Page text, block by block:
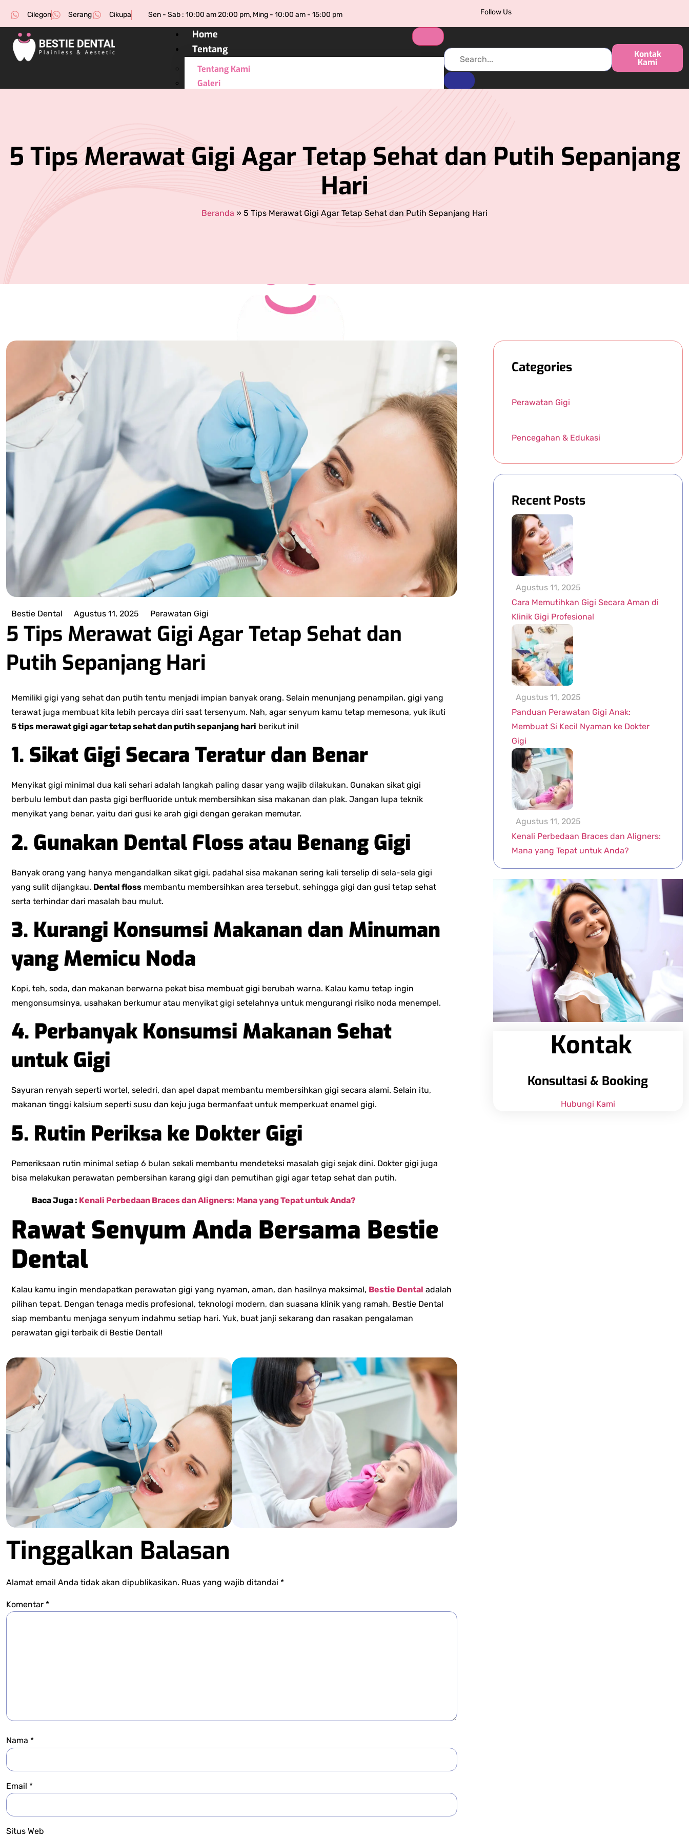
Cilegon Serang Cikupa Sen - Sab : 10:00 am 20:00 pm, Ming - 10:00 am - 15:00 pm Follow Us
Home
Tentang
Tentang Kami
Galeri
Cabang
Klinik Gigi Cilegon
Blog
X
Kontak
Kami
5 Tips Merawat Gigi Agar Tetap Sehat dan Putih Sepanjang
Hari
Beranda » 5 Tips Merawat Gigi Agar Tetap Sehat dan Putih Sepanjang Hari
Bestie Dental Agustus 11, 2025 Perawatan Gigi
5 Tips Merawat Gigi Agar Tetap Sehat dan
Putih Sepanjang Hari
Memiliki gigi yang sehat dan putih tentu menjadi impian banyak orang. Selain menunjang penampilan, gigi yang
terawat juga membuat kita lebih percaya diri saat tersenyum. Nah, agar senyum kamu tetap memesona, yuk ikuti
5 tips merawat gigi agar tetap sehat dan putih sepanjang hari berikut ini!
1. Sikat Gigi Secara Teratur dan Benar
Menyikat gigi minimal dua kali sehari adalah langkah paling dasar yang wajib dilakukan. Gunakan sikat gigi
berbulu lembut dan pasta gigi berfluoride untuk membersihkan sisa makanan dan plak. Jangan lupa teknik
menyikat yang benar, yaitu dari gusi ke arah gigi dengan gerakan memutar.
2. Gunakan Dental Floss atau Benang Gigi
Banyak orang yang hanya mengandalkan sikat gigi, padahal sisa makanan sering kali terselip di sela-sela gigi
yang sulit dijangkau. Dental floss membantu membersihkan area tersebut, sehingga gigi dan gusi tetap sehat
serta terhindar dari masalah bau mulut.
3. Kurangi Konsumsi Makanan dan Minuman
yang Memicu Noda
Kopi, teh, soda, dan makanan berwarna pekat bisa membuat gigi berubah warna. Kalau kamu tetap ingin
mengonsumsinya, usahakan berkumur atau menyikat gigi setelahnya untuk mengurangi risiko noda menempel.
4. Perbanyak Konsumsi Makanan Sehat
untuk Gigi
Sayuran renyah seperti wortel, seledri, dan apel dapat membantu membersihkan gigi secara alami. Selain itu,
makanan tinggi kalsium seperti susu dan keju juga bermanfaat untuk memperkuat enamel gigi.
5. Rutin Periksa ke Dokter Gigi
Pemeriksaan rutin minimal setiap 6 bulan sekali membantu mendeteksi masalah gigi sejak dini. Dokter gigi juga
bisa melakukan perawatan pembersihan karang gigi dan pemutihan gigi agar tetap sehat dan putih.
Baca Juga : Kenali Perbedaan Braces dan Aligners: Mana yang Tepat untuk Anda?
Rawat Senyum Anda Bersama Bestie
Dental
Kalau kamu ingin mendapatkan perawatan gigi yang nyaman, aman, dan hasilnya maksimal, Bestie Dental adalah
pilihan tepat. Dengan tenaga medis profesional, teknologi modern, dan suasana klinik yang ramah, Bestie Dental
siap membantu menjaga senyum indahmu setiap hari. Yuk, buat janji sekarang dan rasakan pengalaman
perawatan gigi terbaik di Bestie Dental!
Tinggalkan Balasan
Alamat email Anda tidak akan dipublikasikan. Ruas yang wajib ditandai *
Komentar *
Nama *
Email *
Situs Web
Categories
Perawatan Gigi
Pencegahan & Edukasi
Recent Posts
Agustus 11, 2025
Cara Memutihkan Gigi Secara Aman di
Klinik Gigi Profesional
Agustus 11, 2025
Panduan Perawatan Gigi Anak:
Membuat Si Kecil Nyaman ke Dokter
Gigi
Agustus 11, 2025
Kenali Perbedaan Braces dan Aligners:
Mana yang Tepat untuk Anda?
Kontak
Konsultasi & Booking
Hubungi Kami